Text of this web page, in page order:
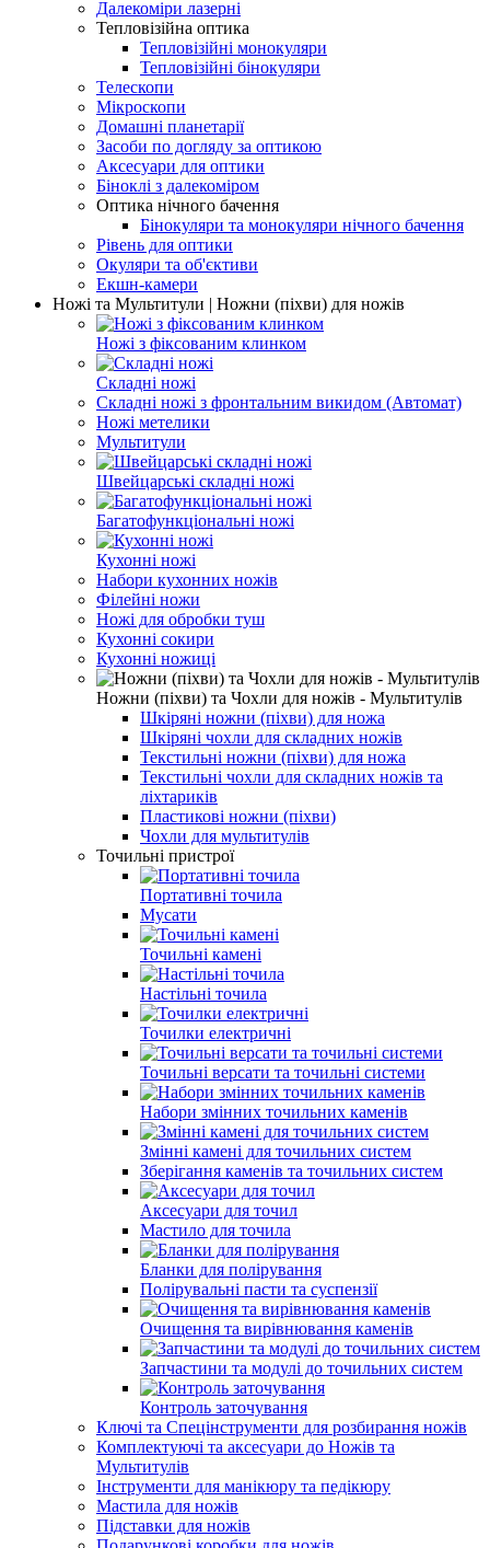
Далекоміри лазерні
Тепловізійна оптика
Тепловізійні монокуляри
Тепловізійні бінокуляри
Телескопи
Мікроскопи
Домашні планетарії
Засоби по догляду за оптикою
Аксесуари для оптики
Біноклі з далекоміром
Оптика нічного бачення
Бінокуляри та монокуляри нічного бачення
Рівень для оптики
Окуляри та об'єктиви
Екшн-камери
Ножі та Мультитули | Ножни (піхви) для ножів
Ножі з фіксованим клинком
Складні ножі
Складні ножі з фронтальним викидом (Автомат)
Ножі метелики
Мультитули
Швейцарські складні ножі
Багатофункціональні ножі
Кухонні ножі
Набори кухонних ножів
Філейні ножи
Ножі для обробки туш
Кухонні сокири
Кухонні ножиці
Ножни (піхви) та Чохли для ножів - Мультитулів
Шкіряні ножни (піхви) для ножа
Шкіряні чохли для складних ножів
Текстильні ножни (піхви) для ножа
Текстильні чохли для складних ножів та
ліхтариків
Пластикові ножни (піхви)
Чохли для мультитулів
Точильні пристрої
Портативні точила
Мусати
Точильні камені
Настільні точила
Точилки електричні
Точильні версати та точильні системи
Набори змінних точильних каменів
Змінні камені для точильних систем
Зберігання каменів та точильних систем
Аксесуари для точил
Мастило для точила
Бланки для полірування
Полірувальні пасти та суспензії
Очищення та вирівнювання каменів
Запчастини та модулі до точильних систем
Контроль заточування
Ключі та Спецінструменти для розбирання ножів
Комплектуючі та аксесуари до Ножів та
Мультитулів
Інструменти для манікюру та педікюру
Мастила для ножів
Підставки для ножів